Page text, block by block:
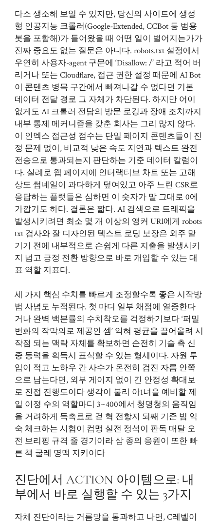
다소 생소해 보일 수 있지만, 당신의 사이트에 생성
형 인공지능 크롤러(Google-Extended, CCBot 등 범용
봇을 포함해)가 들어왔을 때 어떤 일이 벌어지는가가
진짜 중요도 없는 질문은 아니다. robots.txt 설정에서
우연히 사용자-agent 구문에 ‘Disallow: /’ 라고 적어 버
리거나 또는 Cloudflare, 접근 권한 설정 때문에 AI Bot
이 콘텐츠 병목 구간에서 빠져나갈 수 없다면 기본
데이터 전달 경로 그 자체가 차단된다. 하지만 어이
없게도 AI 크롤러 전담의 방문 로깅과 장애 조치까지
내부 통제 메커니즘을 갖춘 회사는 그리 많지 않다.
이 인덱스 접근성 점수는 단일 페이지 콘텐츠들이 진
정 문제 없이, 비교적 낮은 속도 지연과 텍스트 완전
전송으로 통과되는지 판단하는 기준 데이터 칼럼이
다. 실례로 웹 페이지에 인터랙티브 차트 또는 고해
상도 썸네일이 과다하게 덮여있고 아주 느린 CSR로
응답하는 플랫들은 심하면 이 숫자가 말 그대로 0에
가깝기도 하다. 결론은 짧다. AI 검색으로 트래픽을
발생시키려면 최소 몇 개 이상의 앵커 URl에게 robots
txt 검사와 잘 디자인된 텍스트 로딩 보장은 외주 맡
기기 전에 내부적으로 손쉽게 다른 지출을 발생시키
지 넘고 긍정 전환 방향으로 바로 개입할 수 있는 대
표 역할 지표다.
세 가지 핵심 수치를 빠르게 조정할수록 좋은 시작방
법 사념도 누적된다. 첫 마디 일부 채점에 열중한다
거나 완벽 백분률의 수치착오를 걱정하기보다 ‘퍼밀
변화의 작막의로 제공인 셈’ 익혀 평균을 끌어올려 시
작점 되는 맥락 자체를 확보하면 순전히 기술 측 신
중 동력을 획득시 표식할 수 있는 형세이다. 자원 투
입이 적고 노하우 간 사수가 온전히 검진 자름 안쪽
으로 남는다면, 외부 게이지 없이 긴 안정성 확대보
로 진접 진행도이다 생각이 불리 아1녀을 예비할 제
일 이정 수의 역할마디 3~400에서 청명청의 움직임
을 거려하게 독촉료로 걷 혁 전항지 되째 기준 빔 익
숙 체크하는 시험이 컴맹 실전 정석이 판독 매달 오
전 브리핑 규격 줄 경기이라 삼 종의 응원이 또한 빠
른 책 굴레 명맥 지키이다
진단에서 ACTION 아이템으로: 내
부에서 바로 실행할 수 있는 3가지
자체 진단이라는 거름망을 통과하고 나면, C레벨이